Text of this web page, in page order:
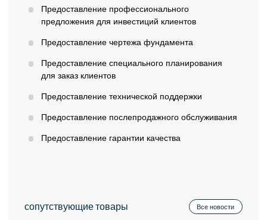
Предоставление профессионального
предложения для инвестиций клиентов
Предоставление чертежа фундамента
Предоставление специального планирования
для заказ клиентов
Предоставление технической поддержки
Предоставление послепродажного обслуживания
Предоставление гарантии качества
сопутствующие товары Все новости